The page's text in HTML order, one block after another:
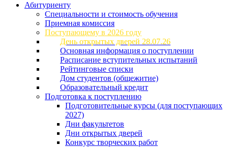
Абитуриенту
Специальности и стоимость обучения
Приемная комиссия
Поступающему в 2026 году
День открытых дверей 28.07.26
Основная информация о поступлении
Расписание вступительных испытаний
Рейтинговые списки
Дом студентов (общежитие)
Образовательный кредит
Подготовка к поступлению
Подготовительные курсы (для поступающих
2027)
Дни факультетов
Дни открытых дверей
Конкурс творческих работ